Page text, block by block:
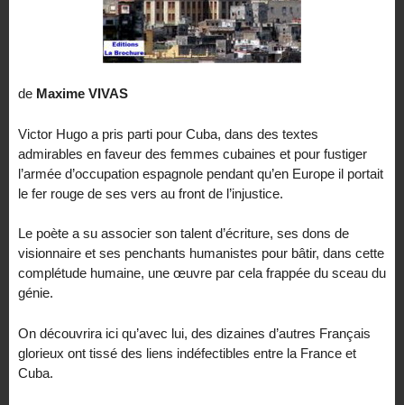
de Maxime VIVAS
Victor Hugo a pris parti pour Cuba, dans des textes
admirables en faveur des femmes cubaines et pour fustiger
l’armée d’occupation espagnole pendant qu’en Europe il portait
le fer rouge de ses vers au front de l’injustice.
Le poète a su associer son talent d’écriture, ses dons de
visionnaire et ses penchants humanistes pour bâtir, dans cette
complétude humaine, une œuvre par cela frappée du sceau du
génie.
On découvrira ici qu’avec lui, des dizaines d’autres Français
glorieux ont tissé des liens indéfectibles entre la France et
Cuba.